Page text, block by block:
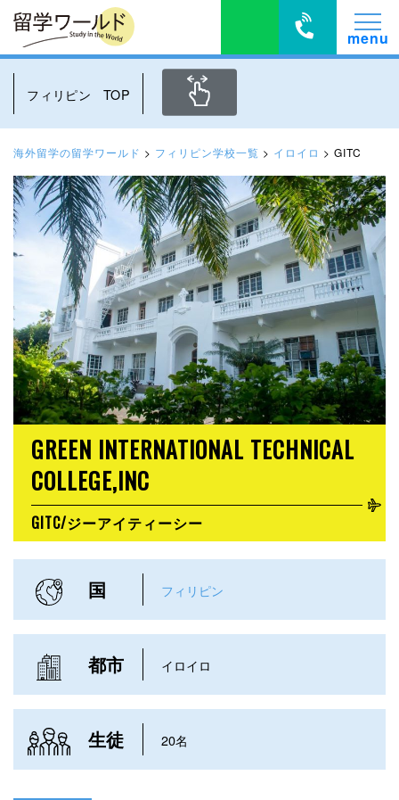
フィリピン TOP
海外留学の留学ワールド > フィリピン学校一覧 > イロイロ > GITC
GREEN INTERNATIONAL TECHNICAL
COLLEGE,INC
GITC/ジーアイティーシー
国 フィリピン
都市 イロイロ
生徒 20名